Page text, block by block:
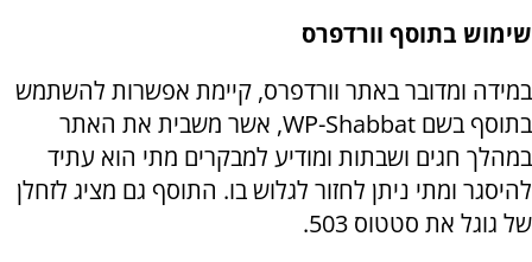
שימוש בתוסף וורדפרס
במידה ומדובר באתר וורדפרס, קיימת אפשרות להשתמש
בתוסף בשם WP-Shabbat, אשר משבית את האתר
במהלך חגים ושבתות ומודיע למבקרים מתי הוא עתיד
להיסגר ומתי ניתן לחזור לגלוש בו. התוסף גם מציג לזחלן
של גוגל את סטטוס 503.